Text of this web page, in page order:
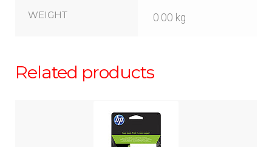
WEIGHT 0.00 kg
Related products